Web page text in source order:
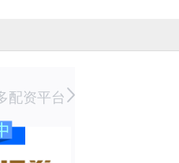
配资平台